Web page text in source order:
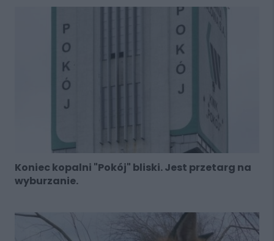
Koniec kopalni "Pokój" bliski. Jest przetarg na
wyburzanie.